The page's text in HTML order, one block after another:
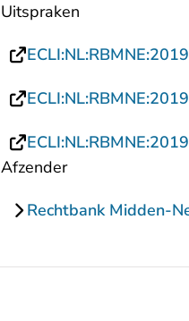
Uitspraken
Afzender
Rechtbank Midden-